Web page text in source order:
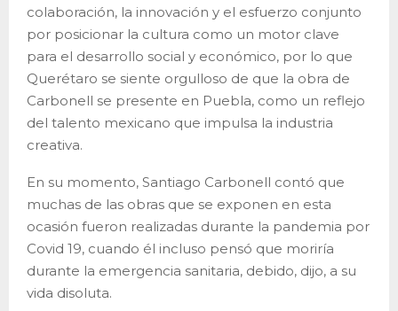
colaboración, la innovación y el esfuerzo conjunto
por posicionar la cultura como un motor clave
para el desarrollo social y económico, por lo que
Querétaro se siente orgulloso de que la obra de
Carbonell se presente en Puebla, como un reflejo
del talento mexicano que impulsa la industria
creativa.
En su momento, Santiago Carbonell contó que
muchas de las obras que se exponen en esta
ocasión fueron realizadas durante la pandemia por
Covid 19, cuando él incluso pensó que moriría
durante la emergencia sanitaria, debido, dijo, a su
vida disoluta.